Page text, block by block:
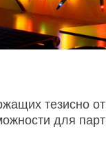
тезисно
для